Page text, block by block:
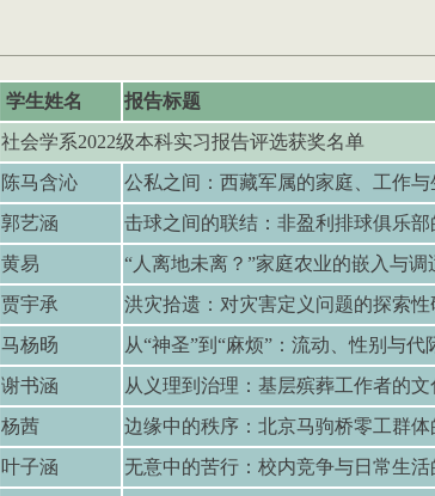
学生姓名 报告标题
社会学系2022级本科实习报告评选获奖名单
陈马含沁
公私之间：西藏军属的家庭、工作
郭艺涵
击球之间的联结：非盈利排球俱乐
黄易
“ 人离地未离？”家庭农业的嵌入与
贾宇承
洪灾拾遗：对灾害定义问题的探索
马杨旸
从“神圣”到“麻烦”：流动、性别与
谢书涵
从义理到治理：基层殡葬工作者的
杨茜
边缘中的秩序：北京马驹桥零工群
叶子涵
无意中的苦行：校内竞争与日常生